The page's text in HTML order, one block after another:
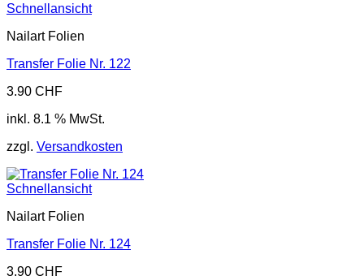
Schnellansicht
Nailart Folien
Transfer Folie Nr. 122
3.90 CHF
inkl. 8.1 % MwSt.
zzgl. Versandkosten
Schnellansicht
Nailart Folien
Transfer Folie Nr. 124
3.90 CHF